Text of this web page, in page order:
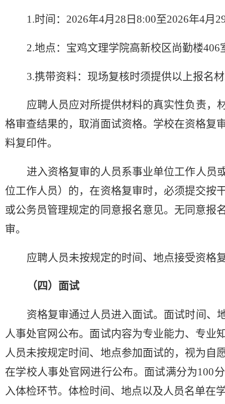
1.时间：2026年4月28日8:00至2026年4月
2.地点：宝鸡文理学院高新校区尚勤楼406
3.携带资料：现场复核时须提供以上报名
应聘人员应对所提供材料的真实性负责，
格审查结果的，取消面试资格。学校在资格复
料复印件。
进入资格复审的人员系事业单位工作人员
位工作人员）的，在资格复审时，必须提交按
或公务员管理规定的同意报名意见。无同意报
审。
应聘人员未按规定的时间、地点接受资格
（四）面试
资格复审通过人员进入面试。面试时间、
人事处官网公布。面试内容为专业能力、专业
人员未按规定时间、地点参加面试的，视为自
在学校人事处官网进行公布。面试满分为100
入体检环节。体检时间、地点以及人员名单在